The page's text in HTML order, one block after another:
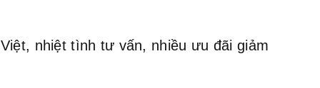
nhiệt tình tư vấn, nhiều ưu đãi giảm